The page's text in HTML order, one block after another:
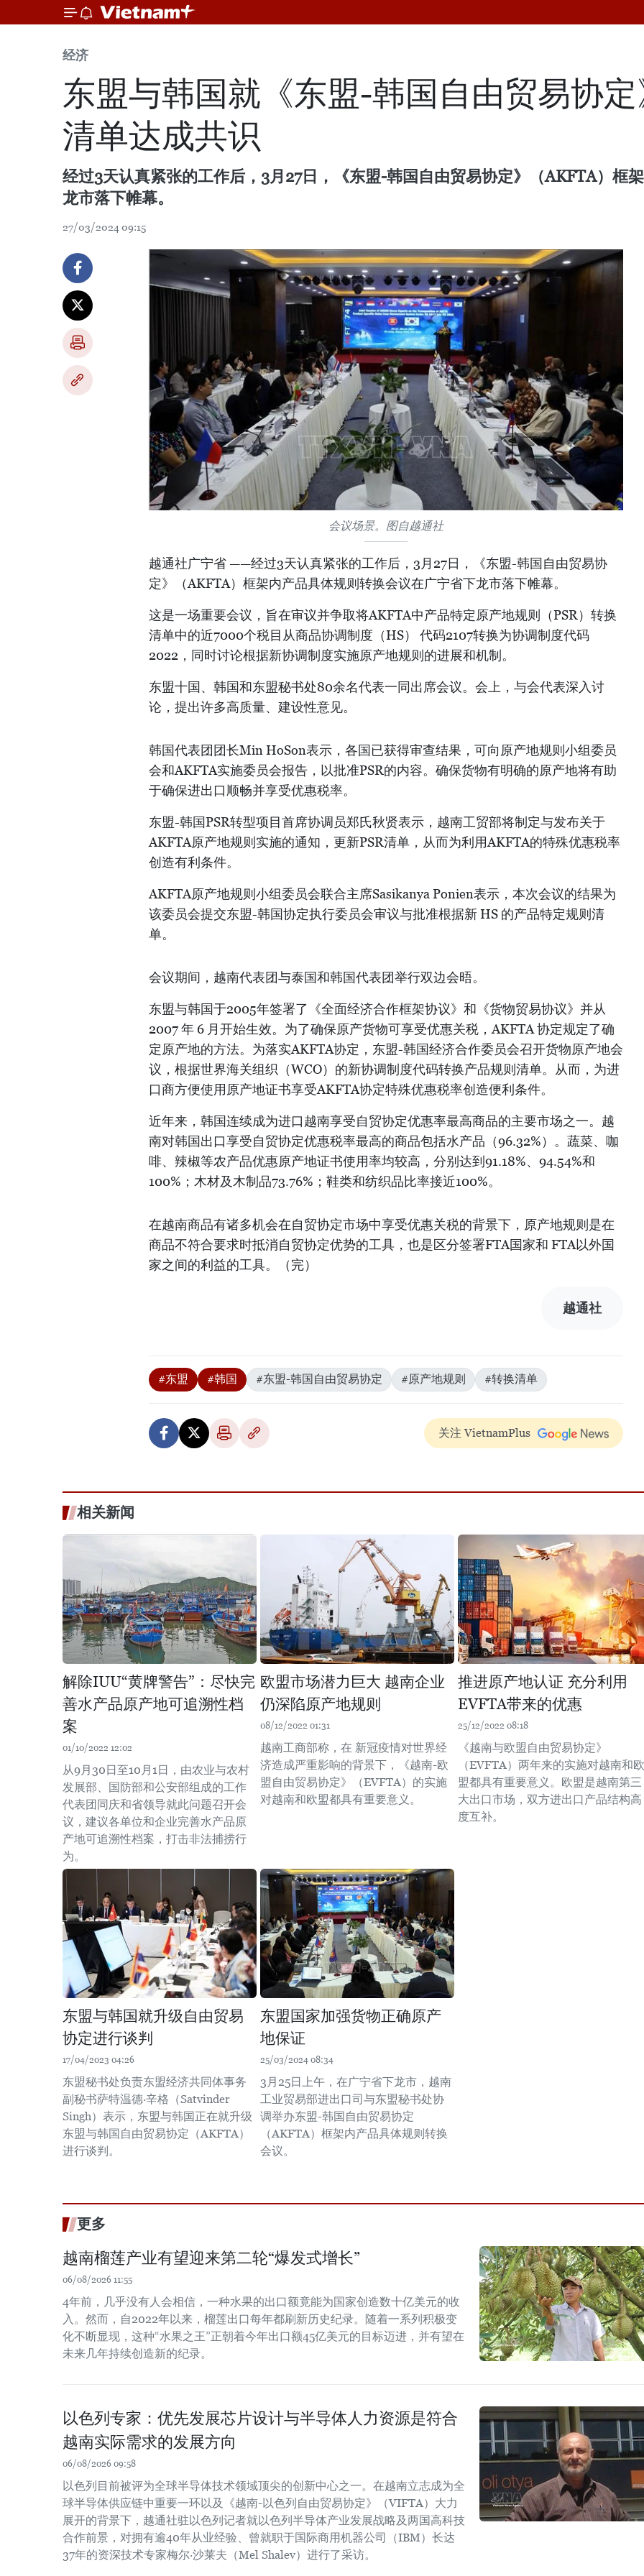
经济
东盟与韩国就《东盟-韩国自由贸易协
清单达成共识
经过3天认真紧张的工作后，3月27日，《东盟-韩国自由贸易协定》（AKFTA）框
龙市落下帷幕。
27/03/2024 09:15
会议场景。图自越通社
越通社广宁省 ——经过3天认真紧张的工作后，3月27日，《东盟-韩国自由贸易协
定》（AKFTA）框架内产品具体规则转换会议在广宁省下龙市落下帷幕。
这是一场重要会议，旨在审议并争取将AKFTA中产品特定原产地规则（PSR）转换
清单中的近7000个税目从商品协调制度（HS） 代码2107转换为协调制度代码
2022，同时讨论根据新协调制度实施原产地规则的进展和机制。
东盟十国、韩国和东盟秘书处80余名代表一同出席会议。会上，与会代表深入讨
论，提出许多高质量、建设性意见。
韩国代表团团长Min HoSon表示，各国已获得审查结果，可向原产地规则小组委员
会和AKFTA实施委员会报告，以批准PSR的内容。确保货物有明确的原产地将有助
于确保进出口顺畅并享受优惠税率。
东盟-韩国PSR转型项目首席协调员郑氏秋贤表示，越南工贸部将制定与发布关于
AKFTA原产地规则实施的通知，更新PSR清单，从而为利用AKFTA的特殊优惠税率
创造有利条件。
AKFTA原产地规则小组委员会联合主席Sasikanya Ponien表示，本次会议的结果为
该委员会提交东盟-韩国协定执行委员会审议与批准根据新 HS 的产品特定规则清
单。
会议期间，越南代表团与泰国和韩国代表团举行双边会晤。
东盟与韩国于2005年签署了《全面经济合作框架协议》和《货物贸易协议》并从
2007 年 6 月开始生效。为了确保原产货物可享受优惠关税，AKFTA 协定规定了确
定原产地的方法。为落实AKFTA协定，东盟-韩国经济合作委员会召开货物原产地会
议，根据世界海关组织（WCO）的新协调制度代码转换产品规则清单。从而，为进
口商方便使用原产地证书享受AKFTA协定特殊优惠税率创造便利条件。
近年来，韩国连续成为进口越南享受自贸协定优惠率最高商品的主要市场之一。越
南对韩国出口享受自贸协定优惠税率最高的商品包括水产品（96.32%）。蔬菜、咖
啡、辣椒等农产品优惠原产地证书使用率均较高，分别达到91.18%、94.54%和
100%；木材及木制品73.76%；鞋类和纺织品比率接近100%。
在越南商品有诸多机会在自贸协定市场中享受优惠关税的背景下，原产地规则是在
商品不符合要求时抵消自贸协定优势的工具，也是区分签署FTA国家和 FTA以外国
家之间的利益的工具。（完）
越通社
#东盟 #韩国 #东盟-韩国自由贸易协定 #原产地规则 #转换清单
关注 VietnamPlus
相关新闻
解除IUU“黄牌警告”：尽快完
善水产品原产地可追溯性档
案
01/10/2022 12:02
从9月30日至10月1日，由农业与农村
发展部、国防部和公安部组成的工作
代表团同庆和省领导就此问题召开会
议，建议各单位和企业完善水产品原
产地可追溯性档案，打击非法捕捞行
为。
欧盟市场潜力巨大 越南企业
仍深陷原产地规则
08/12/2022 01:31
越南工商部称，在 新冠疫情对世界经
济造成严重影响的背景下，《越南-欧
盟自由贸易协定》（EVFTA）的实施
对越南和欧盟都具有重要意义。
推进原产地认证 充分利用
EVFTA带来的优惠
25/12/2022 08:18
《越南与欧盟自由贸易协定》
（EVFTA）两年来的实施对越南和欧
盟都具有重要意义。欧盟是越南第三
大出口市场，双方进出口产品结构高
度互补。
东盟与韩国就升级自由贸易
协定进行谈判
17/04/2023 04:26
东盟秘书处负责东盟经济共同体事务
副秘书萨特温德·辛格（Satvinder
Singh）表示，东盟与韩国正在就升级
东盟与韩国自由贸易协定（AKFTA）
进行谈判。
东盟国家加强货物正确原产
地保证
25/03/2024 08:34
3月25日上午，在广宁省下龙市，越南
工业贸易部进出口司与东盟秘书处协
调举办东盟-韩国自由贸易协定
（AKFTA）框架内产品具体规则转换
会议。
更多
越南榴莲产业有望迎来第二轮“爆发式增长”
06/08/2026 11:55
4年前，几乎没有人会相信，一种水果的出口额竟能为国家创造数十亿美元的收
入。然而，自2022年以来，榴莲出口每年都刷新历史纪录。随着一系列积极变
化不断显现，这种“水果之王”正朝着今年出口额45亿美元的目标迈进，并有望在
未来几年持续创造新的纪录。
以色列专家：优先发展芯片设计与半导体人力资源是符合
越南实际需求的发展方向
06/08/2026 09:58
以色列目前被评为全球半导体技术领域顶尖的创新中心之一。在越南立志成为全
球半导体供应链中重要一环以及《越南-以色列自由贸易协定》（VIFTA）大力
展开的背景下，越通社驻以色列记者就以色列半导体产业发展战略及两国高科技
合作前景，对拥有逾40年从业经验、曾就职于国际商用机器公司（IBM）长达
37年的资深技术专家梅尔·沙莱夫（Mel Shalev）进行了采访。